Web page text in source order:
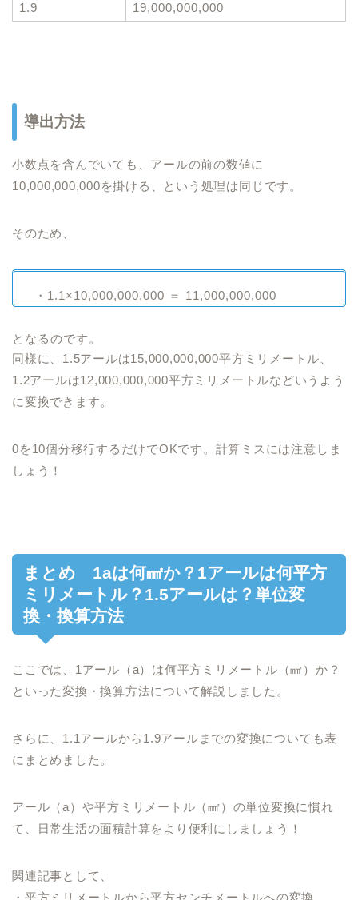
1.9
19,000,000,000
導出方法
小数点を含んでいても、アールの前の数値に
10,000,000,000を掛ける、という処理は同じです。
そのため、
・1.1×10,000,000,000 ＝ 11,000,000,000
となるのです。
同様に、1.5アールは15,000,000,000平方ミリメートル、
1.2アールは12,000,000,000平方ミリメートルなどいうよう
に変換できます。
0を10個分移行するだけでOKです。計算ミスには注意しま
しょう！
まとめ 1aは何㎟か？1アールは何平方
ミリメートル？1.5アールは？単位変
換・換算方法
ここでは、1アール（a）は何平方ミリメートル（㎟）か？
といった変換・換算方法について解説しました。
さらに、1.1アールから1.9アールまでの変換についても表
にまとめました。
アール（a）や平方ミリメートル（㎟）の単位変換に慣れ
て、日常生活の面積計算をより便利にしましょう！
関連記事として、
・平方ミリメートルから平方センチメートルへの変換